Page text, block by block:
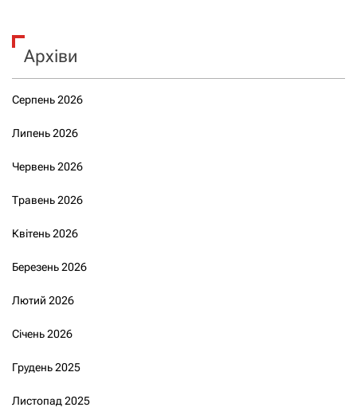
Архіви
Серпень 2026
Липень 2026
Червень 2026
Травень 2026
Квітень 2026
Березень 2026
Лютий 2026
Січень 2026
Грудень 2025
Листопад 2025